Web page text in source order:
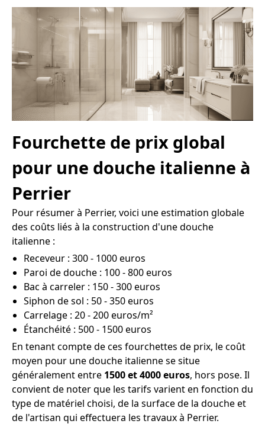
Fourchette de prix global
pour une douche italienne à
Perrier
Pour résumer à Perrier, voici une estimation globale
des coûts liés à la construction d'une douche
italienne :
Receveur : 300 - 1000 euros
Paroi de douche : 100 - 800 euros
Bac à carreler : 150 - 300 euros
Siphon de sol : 50 - 350 euros
Carrelage : 20 - 200 euros/m²
Étanchéité : 500 - 1500 euros
En tenant compte de ces fourchettes de prix, le coût
moyen pour une douche italienne se situe
généralement entre 1500 et 4000 euros, hors pose. Il
convient de noter que les tarifs varient en fonction du
type de matériel choisi, de la surface de la douche et
de l'artisan qui effectuera les travaux à Perrier.